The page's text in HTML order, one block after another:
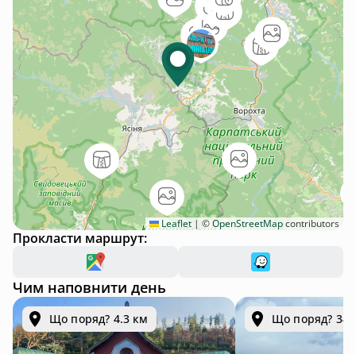
Leaflet | ©OpenStreetMapcontributors
Прокласти маршрут:
Чим наповнити день
Що поряд? 4.3 км Що поряд?